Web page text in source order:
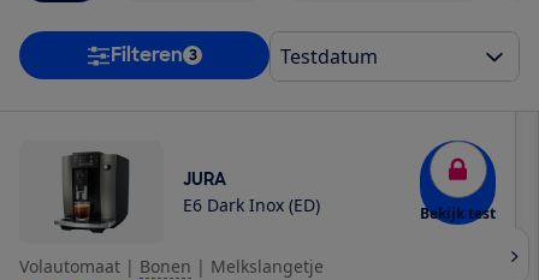
Filteren 3
JURA
E6 Dark Inox (ED) Bekijk test
Volautomaat | Bonen | Melkslangetje